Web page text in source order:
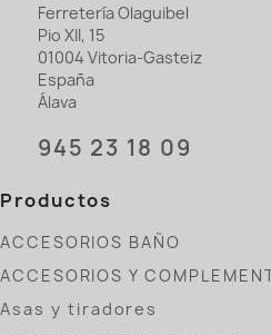
Ferretería Olaguibel
Pio XII, 15
01004 Vitoria-Gasteiz
España
Álava
945 23 18 09
Productos
ACCESORIOS BAÑO
ACCESORIOS Y
Asas y tiradores